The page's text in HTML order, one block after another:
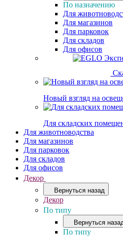
По назначению
Для
Для магазинов
Для парковок
Для складов
Для офисов
Новый взгляд на
Для складских
Для животноводства
Для магазинов
Для парковок
Для складов
Для офисов
Декор
Вернуться назад
Декор
По типу
Вернуться
По типу